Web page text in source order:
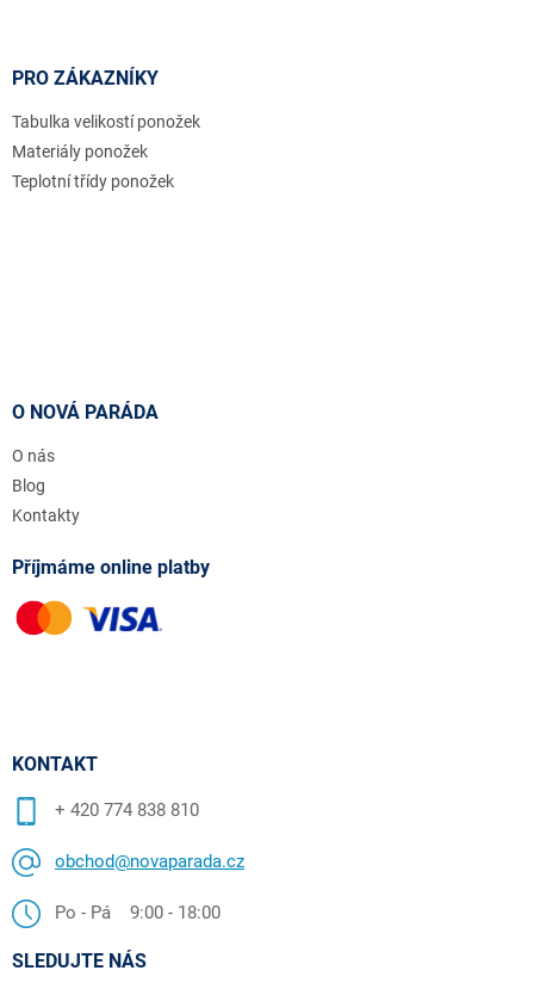
PRO ZÁKAZNÍKY
Tabulka velikostí ponožek
Materiály ponožek
Teplotní třídy ponožek
O NOVÁ PARÁDA
O nás
Blog
Kontakty
Příjmáme online platby
KONTAKT
+ 420 774 838 810
obchod@novaparada.cz
Po - Pá 9:00 - 18:00
SLEDUJTE NÁS